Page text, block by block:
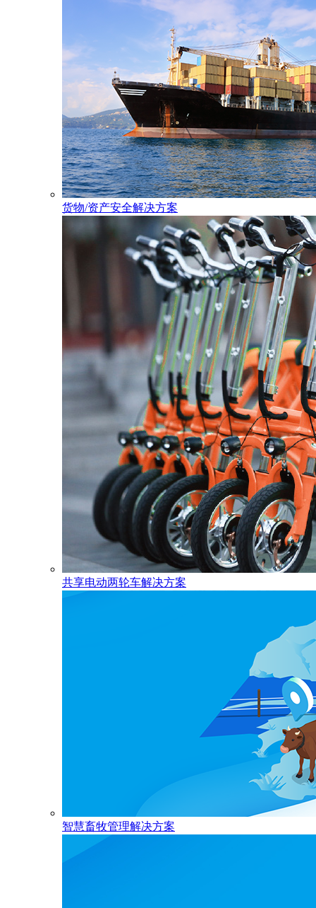
货物/资产安全解决方案
共享电动两轮车解决方案
智慧畜牧管理解决方案